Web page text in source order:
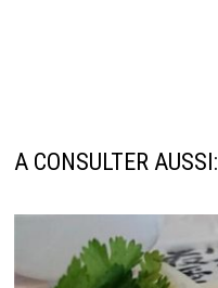
A CONSULTER AUSSI: